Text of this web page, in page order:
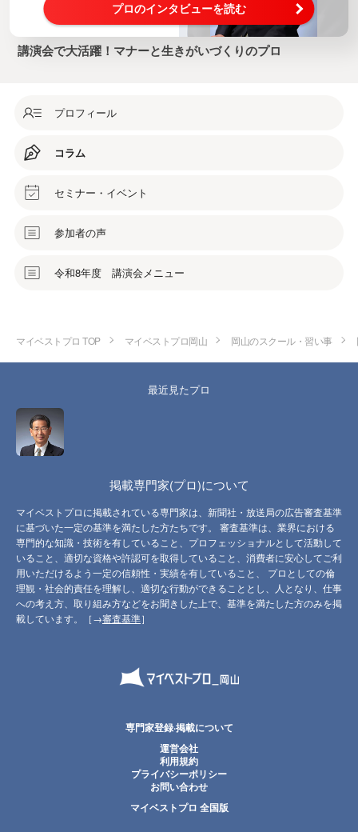
プロのインタビューを読む
講演会で大活躍！マナーと生きがいづくりのプロ
プロフィール
コラム
セミナー・イベント
参加者の声
令和8年度 講演会メニュー
マイベストプロ TOP マイベストプロ岡山 岡山のスクール・習い事
最近見たプロ
掲載専門家(プロ)について
マイベストプロに掲載されている専門家は、新聞社・放送局の広告審査基準
に基づいた一定の基準を満たした方たちです。 審査基準は、業界における
専門的な知識・技術を有していること、プロフェッショナルとして活動して
いること、適切な資格や許認可を取得していること、消費者に安心してご利
用いただけるよう一定の信頼性・実績を有していること、 プロとしての倫
理観・社会的責任を理解し、適切な行動ができることとし、人となり、仕事
への考え方、取り組み方などをお聞きした上で、基準を満たした方のみを掲
載しています。［→審査基準］
専門家登録·掲載について
運営会社
利用規約
プライバシーポリシー
お問い合わせ
マイベストプロ 全国版